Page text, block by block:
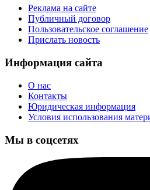
Реклама на сайте
Публичный договор
Пользовательское соглашение
Прислать новость
Информация сайта
О нас
Контакты
Юридическая информация
Условия использования
Мы в соцсетях